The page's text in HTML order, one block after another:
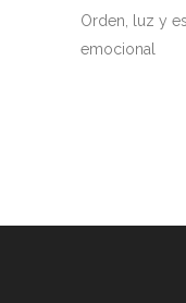
Orden, luz y
emocional